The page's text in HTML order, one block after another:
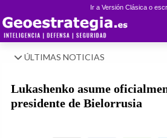
Ir a Versión Clásica o
ÚLTIMAS NOTICIAS
Lukashenko asume
presidente de Bielorrusia